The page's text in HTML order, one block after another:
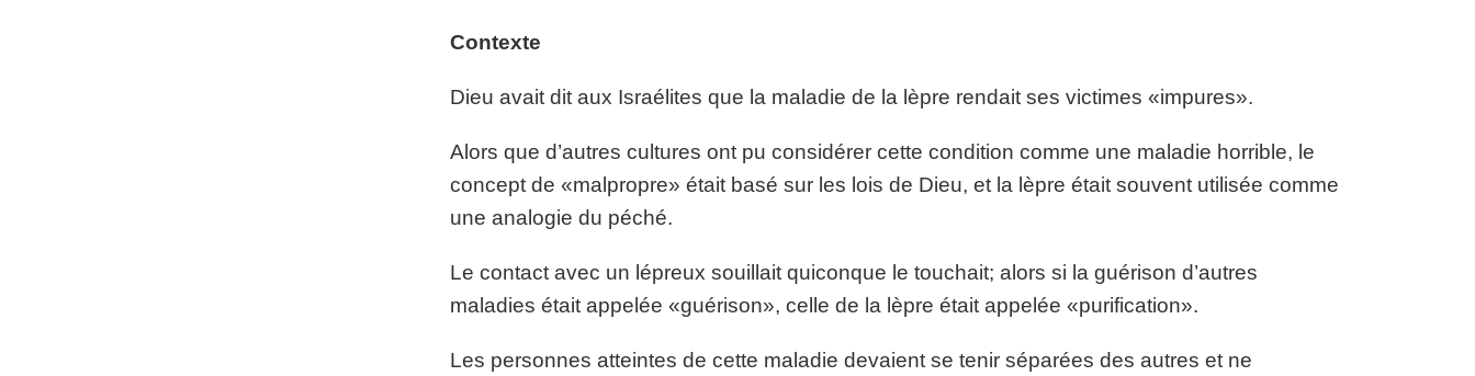
Contexte
Dieu avait dit aux Israélites que la maladie de la lèpre rendait ses victimes «impures».
Alors que d’autres cultures ont pu considérer cette condition comme une maladie horrible, le
concept de «malpropre» était basé sur les lois de Dieu, et la lèpre était souvent utilisée comme
une analogie du péché.
Le contact avec un lépreux souillait quiconque le touchait; alors si la guérison d’autres
maladies était appelée «guérison», celle de la lèpre était appelée «purification».
Les personnes atteintes de cette maladie devaient se tenir séparées des autres et ne